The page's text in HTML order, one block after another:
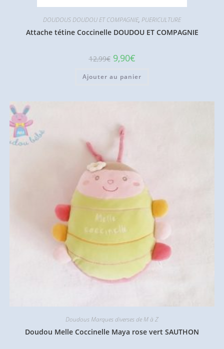
DOUDOUS DOUDOU ET COMPAGNIE, PUERICULTURE
Attache tétine Coccinelle DOUDOU ET COMPAGNIE
12,99€ Le
prix
était :
9,90€Le
prix
est :
Ajouter au panier
Doudous Marques diverses de M à Z
Doudou Melle Coccinelle Maya rose vert SAUTHON